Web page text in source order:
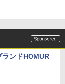
ランドHOMUR